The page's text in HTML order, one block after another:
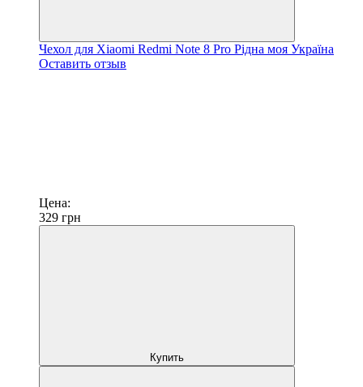
Чехол для Xiaomi Redmi Note 8 Pro Рідна моя Україна
Оставить отзыв
Цена:
329 грн
Купить